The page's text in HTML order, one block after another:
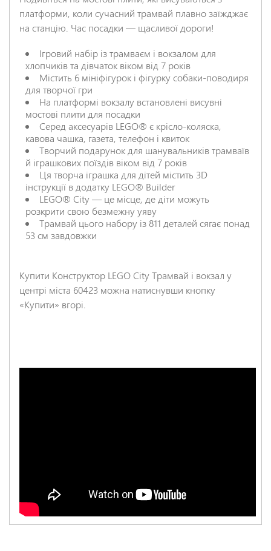
платформи, коли сучасний трамвай плавно заїжджає
на станцію. Час посадки — щасливої дороги!
Ігровий набір із трамваєм і вокзалом для
хлопчиків та дівчаток віком від 7 років
Містить 6 мініфігурок і фігурку собаки-поводиря
для творчої гри
На платформі вокзалу встановлені висувні
мостові плити для посадки
Серед аксесуарів LEGO® є крісло-коляска,
кавова чашка, газета, телефон і квиток
Творчий подарунок для шанувальників трамваїв
й іграшкових поїздів віком від 7 років
Ця творча іграшка для дітей містить 3D
інструкції в додатку LEGO® Builder
LEGO® City — це місце, де діти можуть
розкрити свою безмежну уяву
Трамвай цього набору із 811 деталей сягає понад
53 см завдовжки
Купити Конструктор LEGO City Трамвай і вокзал у
центрі міста 60423 можна натиснувши кнопку
«Купити» вгорі.